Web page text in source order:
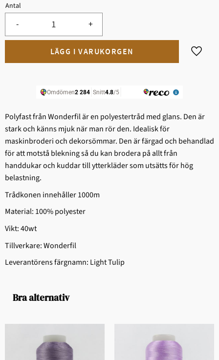
Antal
+
-
Lägg
Polyfast från Wonderfil är en polyestertråd med glans. Den är
stark och känns mjuk när man rör den. Idealisk för
maskinbroderi och dekorsömmar. Den är färgad och behandlad
för att motstå blekning så du kan brodera på allt från
handdukar och kuddar till ytterkläder som utsätts för hög
belastning.
Trådkonen innehåller 1000m
Material: 100% polyester
Vikt: 40wt
Tillverkare: Wonderfil
Leverantörens färgnamn: Light Tulip
Bra alternativ